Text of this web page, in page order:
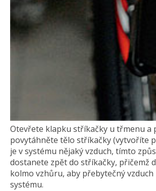
Otevřete klapku stříkačky u třmenu a
povytáhněte tělo stříkačky (vytvoříte
je v systému nějaký vzduch, tímto
dostanete zpět do stříkačky, přičemž
kolmo vzhůru, aby přebytečný
systému.